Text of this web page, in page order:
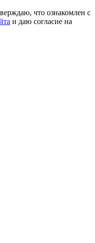
что ознакомлен с
и даю согласие на